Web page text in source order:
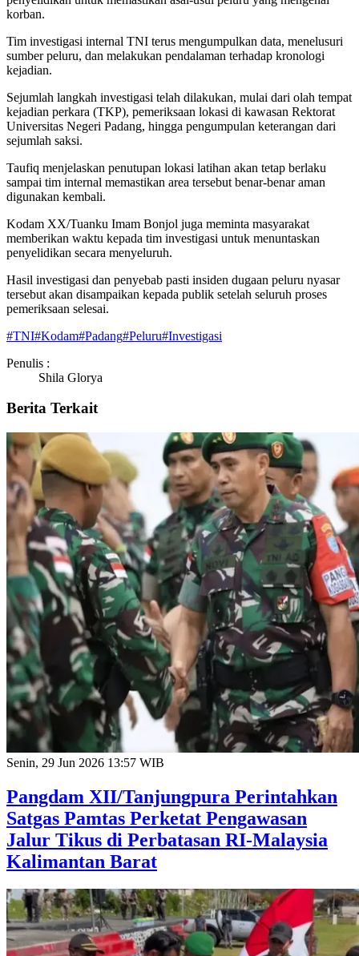
korban.
Tim investigasi internal TNI terus mengumpulkan data, menelusuri
sumber peluru, dan melakukan pendalaman terhadap kronologi
kejadian.
Sejumlah langkah investigasi telah dilakukan, mulai dari olah tempat
kejadian perkara (TKP), pemeriksaan lokasi di kawasan Rektorat
Universitas Negeri Padang, hingga pengumpulan keterangan dari
sejumlah saksi.
Taufiq menjelaskan penutupan lokasi latihan akan tetap berlaku
sampai tim internal memastikan area tersebut benar-benar aman
digunakan kembali.
Kodam XX/Tuanku Imam Bonjol juga meminta masyarakat
memberikan waktu kepada tim investigasi untuk menuntaskan
penyelidikan secara menyeluruh.
Hasil investigasi dan penyebab pasti insiden dugaan peluru nyasar
tersebut akan disampaikan kepada publik setelah seluruh proses
pemeriksaan selesai.
#TNI#Kodam#Padang#Peluru#Investigasi
Penulis :
Shila Glorya
Berita Terkait
Senin, 29 Jun 2026 13:57 WIB
Pangdam XII/Tanjungpura Perintahkan
Satgas Pamtas Perketat Pengawasan
Jalur Tikus di Perbatasan RI-Malaysia
Kalimantan Barat